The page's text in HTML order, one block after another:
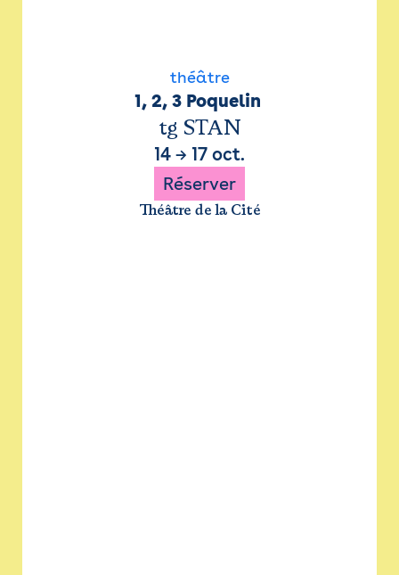
théâtre
1, 2, 3 Poquelin
tg STAN
14 → 17 oct.
Réserver
Théâtre de la Cité